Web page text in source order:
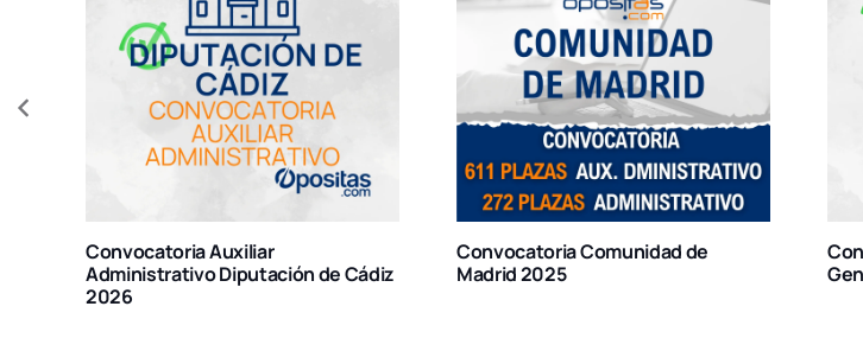
Convocatoria Comunidad de
Madrid 2025
Convocatoria Administración
General del Estado 2025